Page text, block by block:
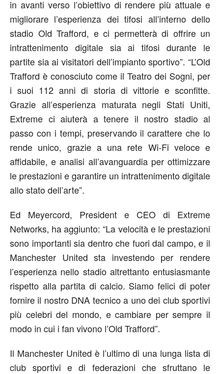
in avanti verso l’obiettivo di rendere più attuale e
migliorare l’esperienza dei tifosi all’interno dello
stadio Old Trafford, e ci permetterà di offrire un
intrattenimento digitale sia ai tifosi durante le
partite sia ai visitatori dell’impianto sportivo”. “L’Old
Trafford è conosciuto come il Teatro dei Sogni, per
i suoi 112 anni di storia di vittorie e sconfitte.
Grazie all’esperienza maturata negli Stati Uniti,
Extreme ci aiuterà a tenere il nostro stadio al
passo con i tempi, preservando il carattere che lo
rende unico, grazie a una rete Wi-Fi veloce e
affidabile, e analisi all’avanguardia per ottimizzare
le prestazioni e garantire un intrattenimento digitale
allo stato dell’arte”.
Ed Meyercord, President e CEO di Extreme
Networks, ha aggiunto: “La velocità e le prestazioni
sono importanti sia dentro che fuori dal campo, e il
Manchester United sta investendo per rendere
l’esperienza nello stadio altrettanto entusiasmante
rispetto alla partita di calcio. Siamo felici di poter
fornire il nostro DNA tecnico a uno dei club sportivi
più celebri del mondo, e cambiare per sempre il
modo in cui i fan vivono l’Old Trafford”.
Il Manchester United è l’ultimo di una lunga lista di
club sportivi e di federazioni che sfruttano le